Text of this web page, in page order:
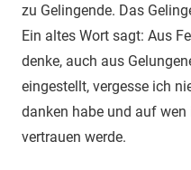
zu Gelingende. Das
Ein altes Wort sagt: Aus
denke, auch aus
eingestellt, vergesse ich
danken habe und auf
vertrauen werde.